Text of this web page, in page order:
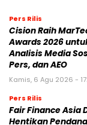
Pers Rilis
Cision Raih
Awards 2026
Analisis Media
Pers, dan AEO
Kamis, 6 Agu 2026 -
Pers Rilis
Fair Finance Asia
Hentikan